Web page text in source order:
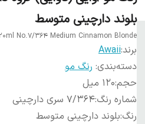
بلوند دارچینی متوسط
No.7/364 Medium Cinnamon Blonde
برند:Awaii
دسته‌بندی: رنگ مو
حجم:120 میل
شماره رنگ:7/364 سری دارچینی
رنگ:بلوند دارچینی متوسط